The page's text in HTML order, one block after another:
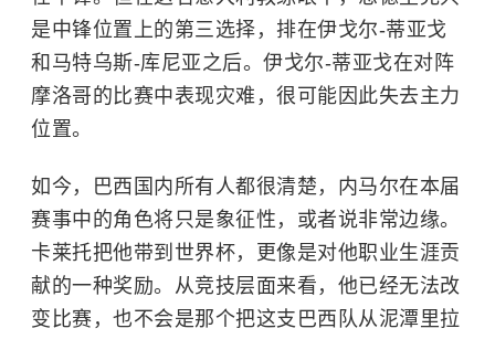
是中锋位置上的第三选择，排在伊戈尔-蒂亚戈
和马特乌斯-库尼亚之后。伊戈尔-蒂亚戈在对阵
摩洛哥的比赛中表现灾难，很可能因此失去主力
位置。
如今，巴西国内所有人都很清楚，内马尔在本届
赛事中的角色将只是象征性，或者说非常边缘。
卡莱托把他带到世界杯，更像是对他职业生涯贡
献的一种奖励。从竞技层面来看，他已经无法改
变比赛，也不会是那个把这支巴西队从泥潭里拉